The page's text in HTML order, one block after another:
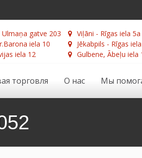
Ulmaņa gatve 203
iela 10
iela 12
Viļāni - Rīgas iela 5a
Jēkabpils - Rīgas
Gulbene, Ābeļu iela
торговля О нас Мы